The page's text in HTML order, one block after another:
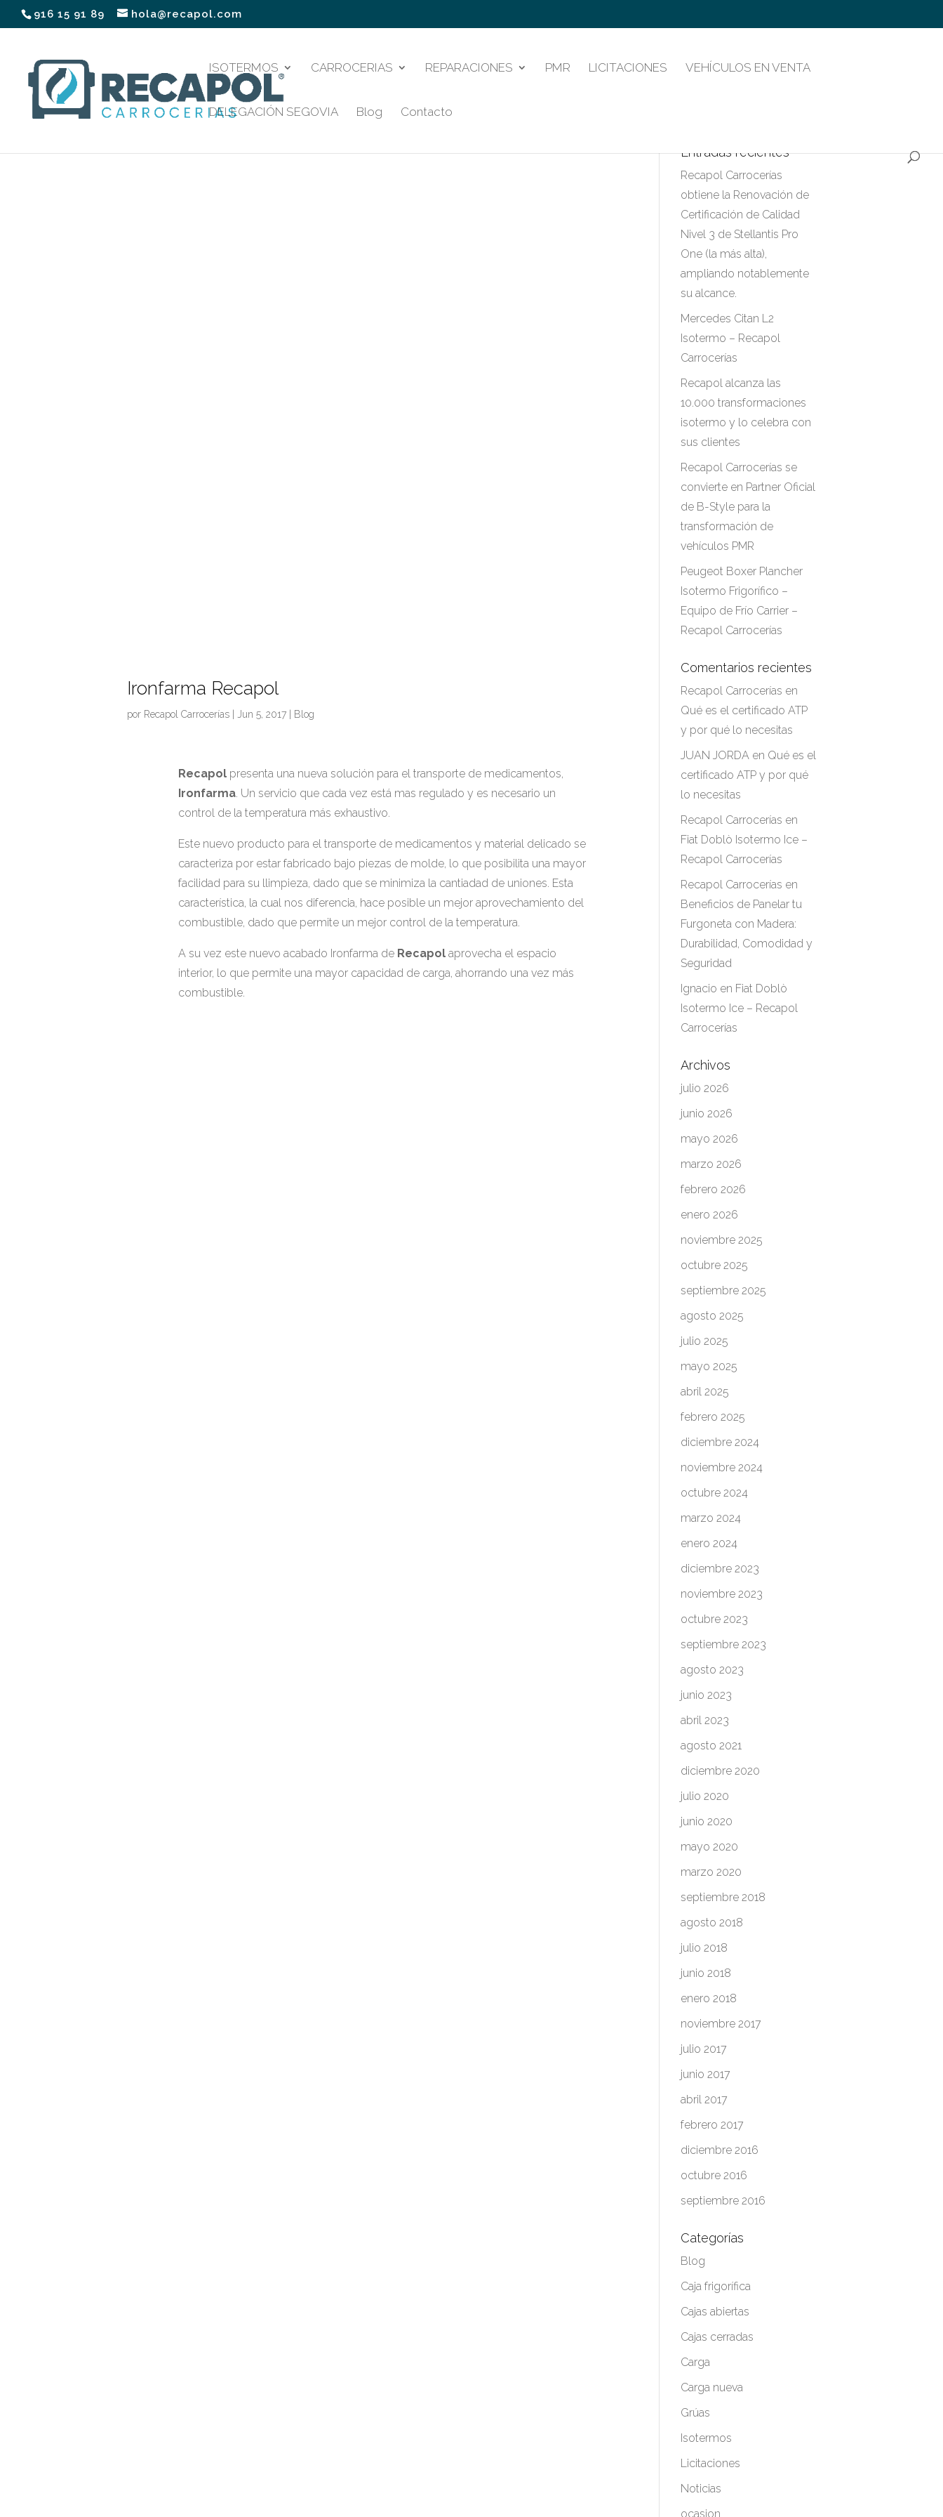
916 15 91 89 hola@recapol.com
ISOTERMOS CARROCERIAS REPARACIONES PMR LICITACIONES VEHÍCULOS EN VENTA
DELEGACIÓN SEGOVIA Blog Contacto
Ironfarma Recapol
por Recapol Carrocerías Jun 5, 2017 Blog
Recapolpresenta una nueva solución para el transporte de medicamentos,
Ironfarma. Un servicio que cada vez está mas regulado y es necesario un
control de la temperatura más exhaustivo.
Este nuevo producto para el transporte de medicamentos y material delicado se
caracteriza por estar fabricado bajo piezas de molde, lo que posibilita una mayor
facilidad para su llimpieza, dado que se minimiza la cantiadad de uniones. Esta
característica, la cual nos diferencia, hace posible un mejor aprovechamiento del
combustible, dado que permite un mejor control de la temperatura.
A su vez este nuevo acabado Ironfarma de Recapolaprovecha el espacio
interior, lo que permite una mayor capacidad de carga, ahorrando una vez más
combustible.
Entradas recientes
Recapol Carrocerías
obtiene la Renovación de
Certificación de Calidad
Nivel 3 de Stellantis Pro
One (la más alta),
ampliando notablemente
su alcance.
Mercedes Citan L2
Isotermo – Recapol
Carrocerías
Recapol alcanza las
10.000 transformaciones
isotermo y lo celebra con
sus clientes
Recapol Carrocerías se
convierte en Partner Oficial
de B-Style para la
transformación de
vehículos PMR
Peugeot Boxer Plancher
Isotermo Frigorífico –
Equipo de Frío Carrier –
Recapol Carrocerías
Comentarios recientes
Recapol Carrocerías en
Qué es el certificado ATP
y por qué lo necesitas
JUAN JORDAen Qué es el
certificado ATP y por qué
lo necesitas
Recapol Carrocerías en
Fiat Doblò Isotermo Ice –
Recapol Carrocerías
Recapol Carrocerías en
Beneficios de Panelar tu
Furgoneta con Madera:
Durabilidad, Comodidad y
Seguridad
Ignacio en Fiat Doblò
Isotermo Ice – Recapol
Carrocerías
Archivos
julio 2026
junio 2026
mayo 2026
marzo 2026
febrero 2026
enero 2026
noviembre 2025
octubre 2025
septiembre 2025
agosto 2025
julio 2025
mayo 2025
abril 2025
febrero 2025
diciembre 2024
noviembre 2024
octubre 2024
marzo 2024
enero 2024
diciembre 2023
noviembre 2023
octubre 2023
septiembre 2023
agosto 2023
junio 2023
abril 2023
agosto 2021
diciembre 2020
julio 2020
junio 2020
mayo 2020
marzo 2020
septiembre 2018
agosto 2018
julio 2018
junio 2018
enero 2018
noviembre 2017
julio 2017
junio 2017
abril 2017
febrero 2017
diciembre 2016
octubre 2016
septiembre 2016
Categorías
Blog
Caja frigorífica
Cajas abiertas
Cajas cerradas
Carga
Carga nueva
Grúas
Isotermos
Licitaciones
Noticias
ocasion